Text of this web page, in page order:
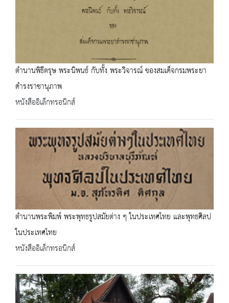
ตำนานพิธีตรุษ พระนิพนธ์ กับทั้ง พระวิจารณ์ ของสมเด็จกรมพระยา
ดำรงราชานุภาพ
หนังสืออิเล็กทรอนิกส์
ตำนานพระพิมพ์ พระพุทธรูปสมัยต่าง ๆ ในประเทศไทย และพุทธศิลป
ในประเทศไทย
หนังสืออิเล็กทรอนิกส์